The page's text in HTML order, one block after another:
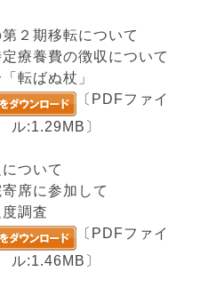
２期移転について
療養費の徴収について
転ばぬ杖」
〔PDFファイ
ル:1.29MB〕
ついて
席に参加して
調査
〔PDFファイ
ル:1.46MB〕